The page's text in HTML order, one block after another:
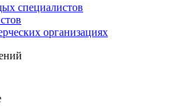
специалистов
организациях